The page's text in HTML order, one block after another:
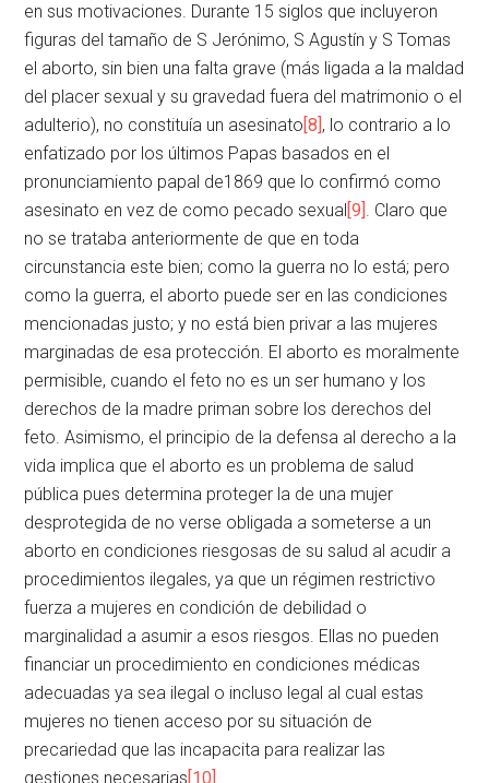
en sus motivaciones. Durante 15 siglos que incluyeron
figuras del tamaño de S Jerónimo, S Agustín y S Tomas
el aborto, sin bien una falta grave (más ligada a la maldad
del placer sexual y su gravedad fuera del matrimonio o el
adulterio), no constituía un asesinato[8], lo contrario a lo
enfatizado por los últimos Papas basados en el
pronunciamiento papal de1869 que lo confirmó como
asesinato en vez de como pecado sexual[9]. Claro que
no se trataba anteriormente de que en toda
circunstancia este bien; como la guerra no lo está; pero
como la guerra, el aborto puede ser en las condiciones
mencionadas justo; y no está bien privar a las mujeres
marginadas de esa protección. El aborto es moralmente
permisible, cuando el feto no es un ser humano y los
derechos de la madre priman sobre los derechos del
feto. Asimismo, el principio de la defensa al derecho a la
vida implica que el aborto es un problema de salud
pública pues determina proteger la de una mujer
desprotegida de no verse obligada a someterse a un
aborto en condiciones riesgosas de su salud al acudir a
procedimientos ilegales, ya que un régimen restrictivo
fuerza a mujeres en condición de debilidad o
marginalidad a asumir a esos riesgos. Ellas no pueden
financiar un procedimiento en condiciones médicas
adecuadas ya sea ilegal o incluso legal al cual estas
mujeres no tienen acceso por su situación de
precariedad que las incapacita para realizar las
gestiones necesarias[10]